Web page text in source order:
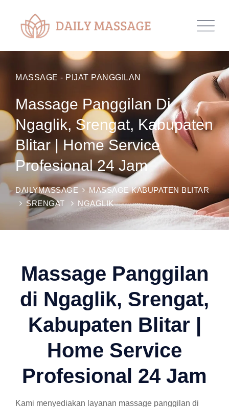
MASSAGE - PIJAT PANGGILAN
Massage Panggilan Di
Ngaglik, Srengat, Kabupaten
Blitar | Home Service
Profesional 24 Jam
DAILYMASSAGE
MASSAGE KABUPATEN BLITAR
SRENGAT
NGAGLIK
Massage Panggilan
di Ngaglik, Srengat,
Kabupaten Blitar |
Home Service
Profesional 24 Jam
Kami menyediakan layanan massage panggilan di